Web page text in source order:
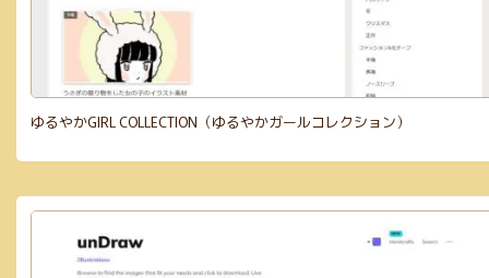
ゆるやかGIRL COLLECTION（ゆるやかガールコレクション）